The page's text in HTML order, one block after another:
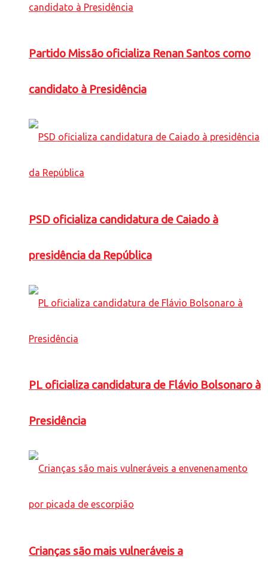
Partido Missão oficializa Renan Santos como
candidato à Presidência
PSD oficializa candidatura de Caiado à
presidência da República
PL oficializa candidatura de Flávio Bolsonaro à
Presidência
Crianças são mais vulneráveis a